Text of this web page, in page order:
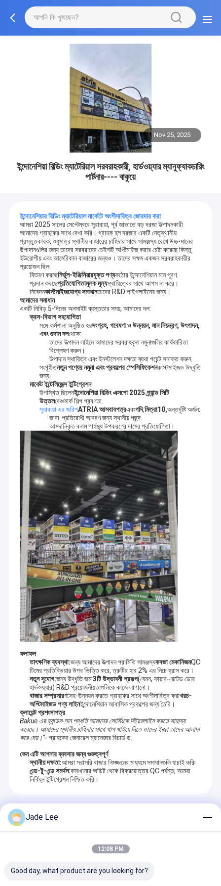
Nov 25, 2025
ইন্দোনেশিয়া বিল্ডিং ম্যাটেরিয়াল সরবরাহকারী, হার্ডওয়্যার ম্যানুফ্যাকচারিং
পার্টনার---- বাকুয়ে
ইন্দোনেশিয়ার বিল্ডিং ম্যাটেরিয়াল মার্কেটে অংশীদারিত্ব জোরদার করা
আমরা 2025 সালের সেপ্টেম্বরে সুরাবায়া, পূর্ব জাভাতে বড় দরজা উত্পাদনকারী
আমাদের গ্রাহকের সাথে দেখা করি। গ্রাহক হল দরজার একটি নেতৃস্থানীয়
প্রস্তুতকারক, শুধুমাত্র স্থানীয় বাজারের চাহিদার সাথে সামঞ্জস্য রেখে উচ্চ-মানের
উপাদানগুলির জন্য তাদের সরবরাহের চেইনটি অপ্টিমাইজ করার চেষ্টা করেছে কিন্তু
ইউরোপীয় এবং আমেরিকান বাজারের জন্যও। তাদের সক্ষম একজন সরবরাহকারীর
প্রয়োজন ছিল:
বিতরণ করছেনির্ভুল-ইঞ্জিনিয়ারযুক্ত পণ্যকঠোর ইন্দোনেশিয়ান মান পূরণ.
প্রদান করছেপ্রতিযোগিতামূলক মূল্যস্থায়িত্বের সাথে আপস না করে।
নিবেদনকাস্টমাইজযোগ্য সমাধানতাদের R&D পাইপলাইনের জন্য।
আমাদের সমাধান
একটি নিবিড় 5-দিনের অনসাইট ব্যস্ততার সময়, আমাদের দল:
ক্রস-বিভাগ সহযোগিতা
সঙ্গে কর্মশালা অনুষ্ঠিত হয়সংগ্রহ, গবেষণা ও উন্নয়ন, মান নিয়ন্ত্রণ, উৎপাদন,
এবং গুদাম দলথেকে:
তাদের উত্পাদন লাইনে আমাদের সরবরাহকৃত নমুনাগুলির কার্যকারিতা
বিশ্লেষণ করুন।
উপাদান স্থায়িত্ব এবং ইনস্টলেশন দক্ষতা ব্যথা পয়েন্ট সনাক্ত করুন.
সংগৃহীতনতুন পণ্যের নমুনা এবং প্রকল্পের স্পেসিফিকেশনকাস্টমাইজড উদ্ধৃতি
জন্য.
মার্কেট ইন্টেলিজেন্স ইন্টিগ্রেশন
উপস্থিত ছিলেনইন্দোনেশিয়া বিল্ডিং এক্সপো 2025 গ্র্যান্ড সিটি
উত্তলবেঞ্চমার্ক শিল্প প্রবণতা.
সুরাবায়া এর জরিপATRIA আসবাবপত্রএবংগদি,মিত্রা10,অন্তর্দৃষ্টি অর্জন:
জারা-প্রতিরোধী আবরণ জন্য স্থানীয় পছন্দ.
আমদানিকৃত বনাম গার্হস্থ্য উপকরণের দামের প্রতিযোগিতা।
ফলাফল
তাৎক্ষণিক ব্যবস্থা:জন্য আমাদের উত্পাদন পরামিতি সামঞ্জস্যকবজা মেকানিজমQC
টিমের প্রতিক্রিয়ার উপর ভিত্তি করে, ত্রুটির হার 2% এর নিচে হ্রাস করে।
নতুন সুযোগ:জন্য উদ্ধৃতি জমা3টি উদ্ভাবনী প্রকল্প(যেমন, ফায়ার-রেটেড ডোর
হার্ডওয়্যার) R&D প্রয়োজনীয়তাগুলিকে কাজে লাগানো।
বাজার সম্প্রসারণ:সহ-উন্নয়ন করতে গ্রাহকের সাথে অংশীদারিত্ব করাখরচ-
অপ্টিমাইজড পণ্য লাইনইন্দোনেশিয়ান আবাসিক প্রকল্পের জন্য তৈরি।
ক্লায়েন্ট প্রশংসাপত্র
Bakue এর হ্যান্ডস-অন পদ্ধতি আমাদের সোর্সিংকে স্ট্রিমলাইন করতে সাহায্য
করেছে। আমাদের স্থানীয় চাহিদার সাথে খাপ খাইয়ে নিতে তাদের ইচ্ছা তাদের আলাদা
করে দেয়।”- গ্রাহকের জেনারেল ম্যানেজার রিচার্ড ড.
কেন এটি আপনার ব্যবসার জন্য গুরুত্বপূর্ণ
স্থানীয় দক্ষতা:আমরা সরাসরি বাজার নিমজ্জনের মাধ্যমে সমাধানগুলি যাচাই করি৷
এন্ড-টু-এন্ড সমর্থন:কারখানার অডিট থেকে বিক্রয়োত্তর QC পর্যন্ত, আমরা
নির্বিঘ্ন ইন্টিগ্রেশন নিশ্চিত করি।
প্রস্তাবিত পণ্য
Jade Lee
12:08 PM
Good day, what product are you looking for?